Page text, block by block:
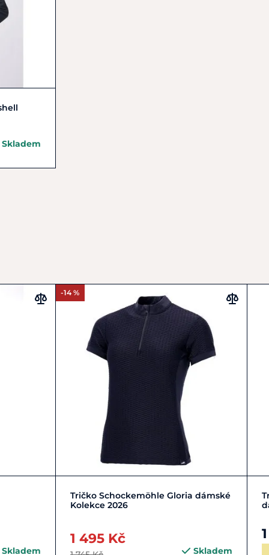
Skladem
Skladem
-14 %
Zobrazit detail
Tričko Schockemöhle Gloria dámské
Kolekce 2026
1 495 Kč
Skladem